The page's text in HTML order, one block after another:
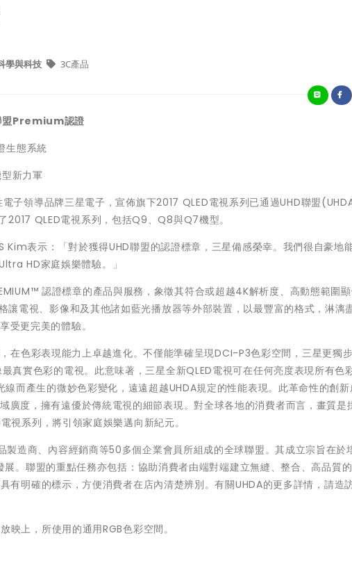
學與科技 3C產品
Premium認證
生態系統
新力軍
子領導品牌三星電子，宣佈旗下2017 QLED電視系列已通過UHD聯盟
2017 QLED電視系列，包括Q9、Q8與Q7機型。
Kim表示：「對於獲得UHD聯盟的認證標章，三星備感榮幸。我們很自豪地
HD家庭娛樂體驗。」
認證標章的產品與服務，象徵其符合或超越4K解析度、高動態範圍
讓電視、影像和及其他諸如藍光播放器等外部裝置，以最豐富的格式，淋漓
受更完美的體驗。
在色彩表現能力上卓越進化。不僅能準確呈現DCI-P3色彩空間，三星更獨
真實色彩的電視。此意味著，三星全新QLED電視可在任何亮度表現所有色
而產生的微妙色彩變化，遠遠超越UHDA規定的性能表現。此革命性的創新
廣度，擁有遠優於傳統電視的細節表現。對全球各地的消費者而言，畫質是
視系列，將引領家庭娛樂邁向新紀元。
製造商、內容經銷商等50多個企業會員所組成的全球聯盟。其成立宗旨在於
。聯盟的重點任務亦包括：協助消費者由端對端建立無縫、整合、高品質
明確的標示，方便消費者在店內清楚辨別。有關UHDA的更多詳情，請造
上，所使用的通用RGB色彩空間。